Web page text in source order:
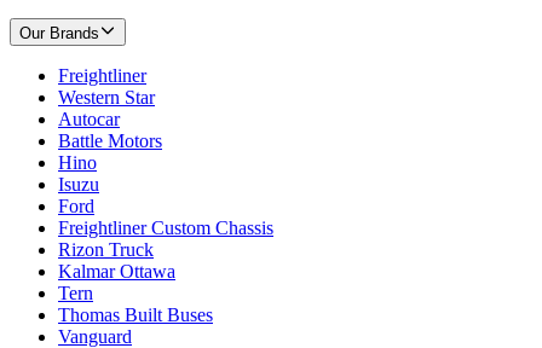
Our Brands
Freightliner
Western Star
Autocar
Battle Motors
Hino
Isuzu
Ford
Freightliner Custom Chassis
Rizon Truck
Kalmar Ottawa
Tern
Thomas Built Buses
Vanguard